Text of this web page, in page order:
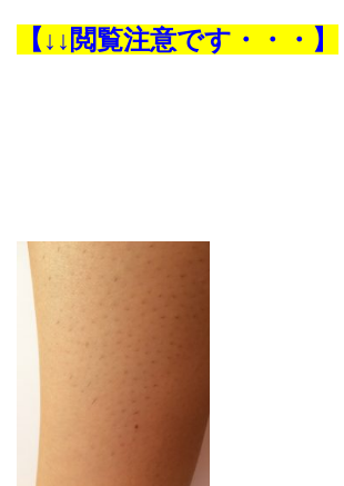
【↓↓閲覧注意です・・・】